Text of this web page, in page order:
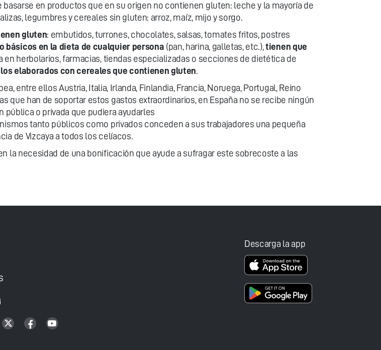
en productos que en su origen no contienen gluten: leche y la mayoría de
legumbres y cereales sin gluten: arroz, maíz, mijo y sorgo.
gluten: embutidos, turrones, chocolates, salsas, tomates fritos, postres
básicos en la dieta de cualquier persona (pan, harina, galletas, etc.),tienen que
en herbolarios, farmacias, tiendas especializadas o secciones de dietética de
elaborados con cereales que contienen gluten.
entre ellos Austria, Italia, Irlanda, Finlandia, Francia, Noruega, Portugal, Reino
que han de soportar estos gastos extraordinarios, en España no se recibe ningún
o privada que pudiera ayudarles
tanto públicos como privados conceden a sus trabajadores una pequeña
de Vizcaya a todos los celíacos.
la necesidad de una bonificación que ayude a sufragar este sobrecoste a las
Descarga la app